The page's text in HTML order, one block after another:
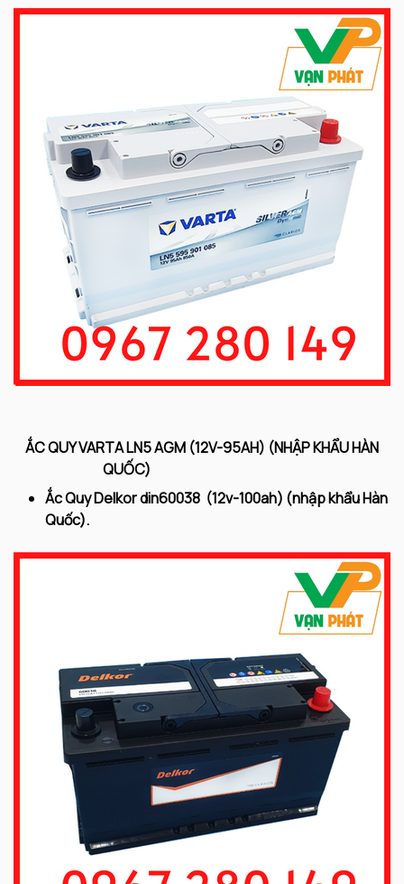
ẮC QUY VARTA LN5 AGM (12V-95AH) (NHẬP KHẨU HÀN
QUỐC)
Ắc Quy Delkor din60038 (12v-100ah) (nhập khẩu Hàn
Quốc).